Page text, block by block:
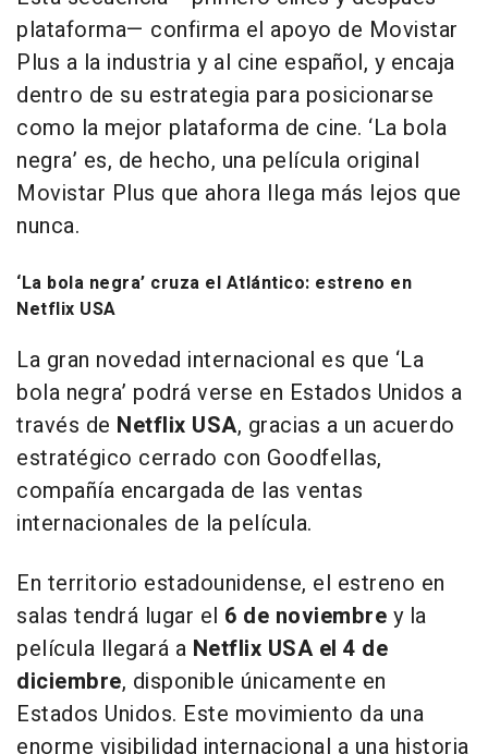
plataforma— confirma el apoyo de Movistar
Plus a la industria y al cine español, y encaja
dentro de su estrategia para posicionarse
como la mejor plataforma de cine. ‘La bola
negra’ es, de hecho, una película original
Movistar Plus que ahora llega más lejos que
nunca.
‘La bola negra’ cruza el Atlántico: estreno en
Netflix USA
La gran novedad internacional es que ‘La
bola negra’ podrá verse en Estados Unidos a
través de Netflix USA, gracias a un acuerdo
estratégico cerrado con Goodfellas,
compañía encargada de las ventas
internacionales de la película.
En territorio estadounidense, el estreno en
salas tendrá lugar el 6 de noviembre y la
película llegará a Netflix USA el 4 de
diciembre, disponible únicamente en
Estados Unidos. Este movimiento da una
enorme visibilidad internacional a una historia